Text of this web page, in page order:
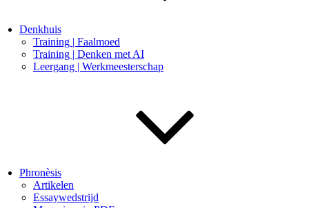
Denkhuis
Training | Faalmoed
Training | Denken met AI
Leergang | Werkmeesterschap
Phronèsis
Artikelen
Essaywedstrijd